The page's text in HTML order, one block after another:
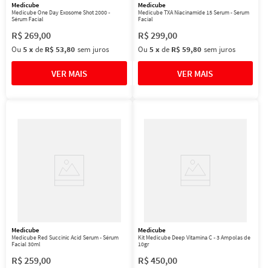
Medicube
Medicube One Day Exosome Shot 2000 -
Sérum Facial
R$269,00
Ou 5xde R$ 53,80 sem juros
Medicube
Medicube TXA Niacinamide 15 Serum - Serum
Facial
R$299,00
Ou 5 xde R$ 59,80 sem juros
Medicube
Medicube Red Succinic Acid Serum - Sérum
Facial 30ml
R$259,00
Medicube
Kit Medicube Deep Vitamina C - 3 Ampolas de
10gr
R$450,00